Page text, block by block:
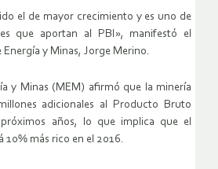
el de mayor crecimiento y es uno de
que aportan al PBI», manifestó el
y Minas, Jorge Merino.
y Minas (MEM) afirmó que la minería
adicionales al Producto Bruto
años, lo que implica que el
10% más rico en el 2016.